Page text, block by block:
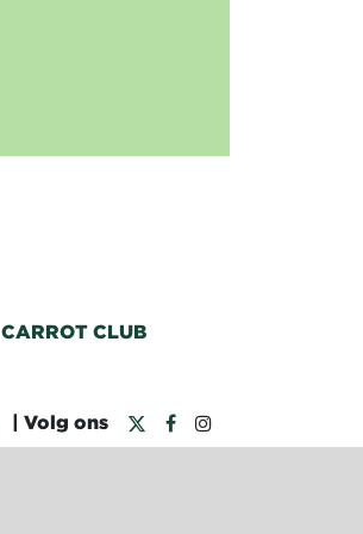
CARROT CLUB
| Volg ons